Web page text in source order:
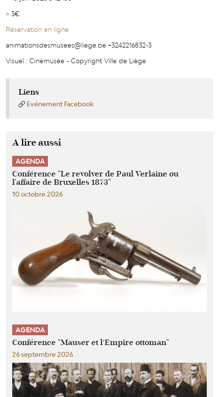
> 3€
Réservation en ligne
animationsdesmusees@liege.be +3242216832-3
Visuel : Cinémusée - Copyright Ville de Liège
Liens
Evénement Facebook
A lire aussi
AGENDA
Conférence "Le revolver de Paul Verlaine ou
l'affaire de Bruxelles 1873"
10 octobre 2026
AGENDA
Conférence "Mauser et l’Empire ottoman"
26 septembre 2026